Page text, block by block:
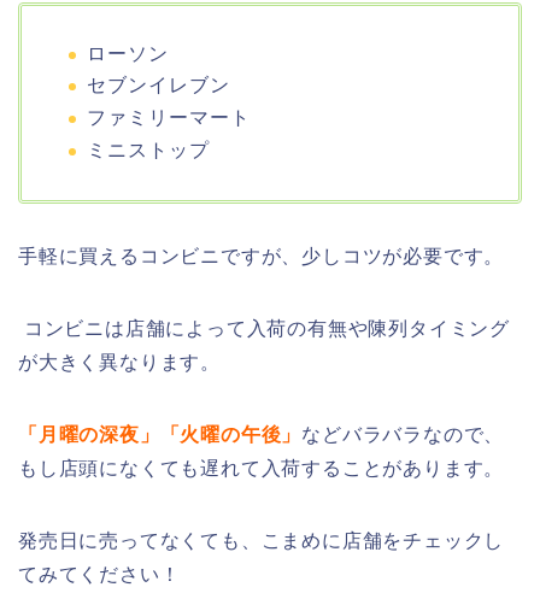
ローソン
セブンイレブン
ファミリーマート
ミニストップ
手軽に買えるコンビニですが、少しコツが必要です。
コンビニは店舗によって入荷の有無や陳列タイミング
が大きく異なります。
「月曜の深夜」「火曜の午後」 などバラバラなので、
もし店頭になくても遅れて入荷することがあります。
発売日に売ってなくても、こまめに店舗をチェックし
てみてください！